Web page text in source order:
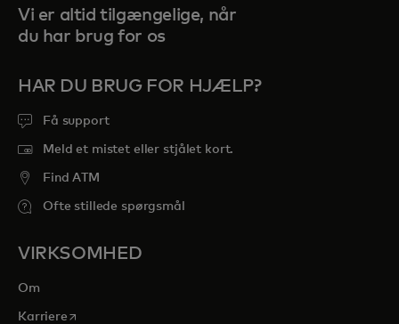
Vi er altid tilgængelige, når
du har brug for os
HAR DU BRUG FOR HJÆLP?
Få support
Meld et mistet eller stjålet kort.
Find ATM
Ofte stillede spørgsmål
VIRKSOMHED
Om
Karriereopens in a new tab